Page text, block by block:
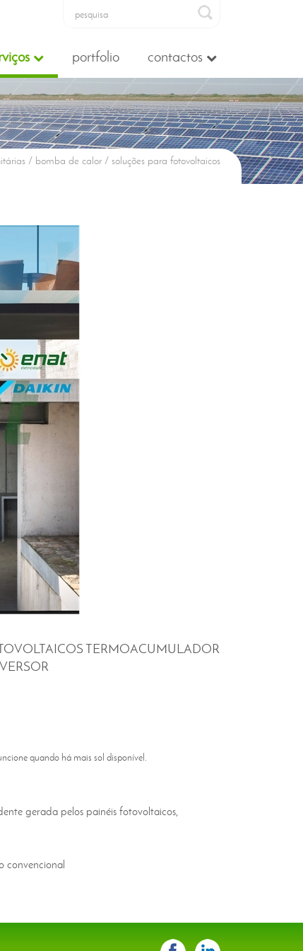
portfolio contactos
/ bomba de calor / soluções para fotovoltaicos
TERMOACUMULADOR
quando há mais sol disponível.
gerada pelos painéis fotovoltaicos,
convencional